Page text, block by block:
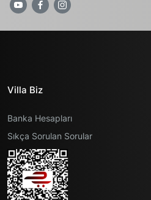
Villa Biz
Banka Hesapları
Sıkça Sorulan Sorular